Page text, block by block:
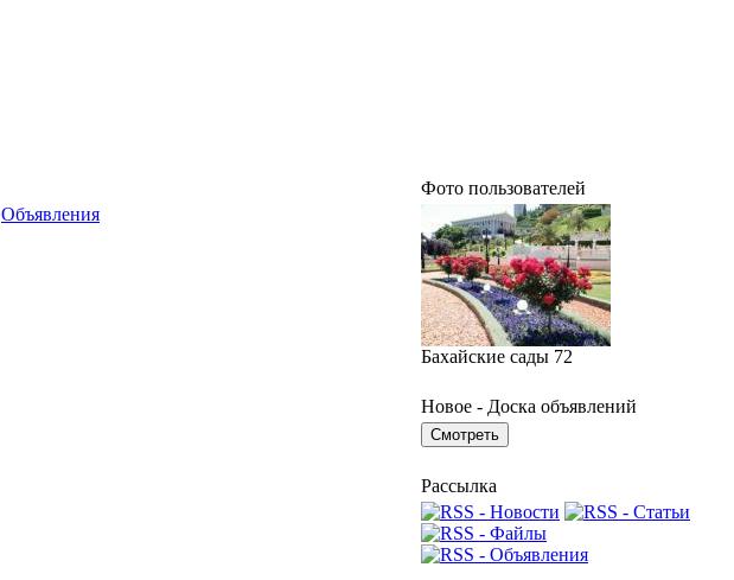
Объявления
Фото пользователей
Бахайские сады 72
Новое - Доска объявлений
Рассылка